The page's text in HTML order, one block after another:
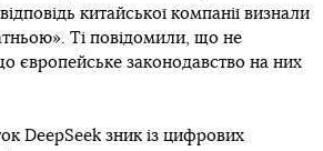
китайської компанії визнали
Ті повідомили, що не
європейське законодавство на них
DeepSeek зник із цифрових